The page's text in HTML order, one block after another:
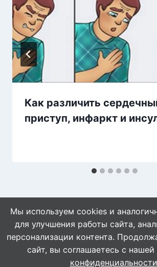
Как различить
приступ, инфаркт и
© 2026
Мы используем cookies и
для улучшения работы сайта,
персонализации контента.
сайт, вы соглашаетесь с нашей
конфиденциальности